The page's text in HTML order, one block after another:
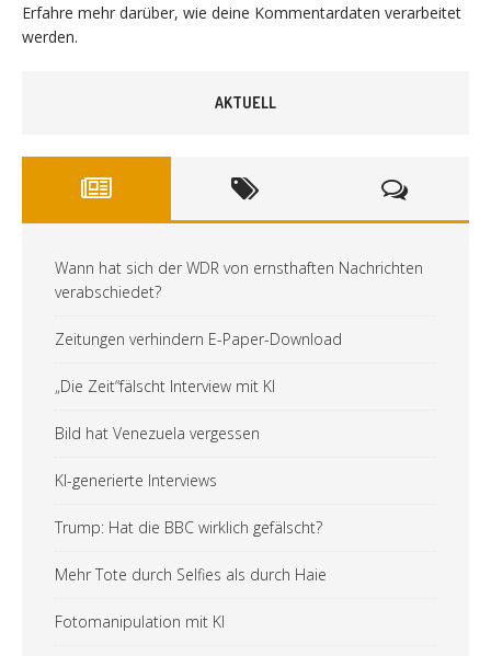
Erfahre mehr darüber, wie deine Kommentardaten verarbeitet
werden.
AKTUELL
Wann hat sich der WDR von ernsthaften Nachrichten
verabschiedet?
Zeitungen verhindern E-Paper-Download
„Die Zeit“fälscht Interview mit KI
Bild hat Venezuela vergessen
KI-generierte Interviews
Trump: Hat die BBC wirklich gefälscht?
Mehr Tote durch Selfies als durch Haie
Fotomanipulation mit KI